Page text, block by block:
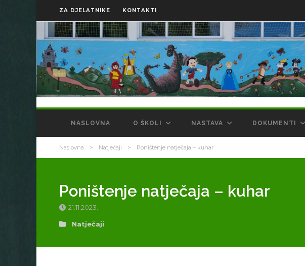
ZA DJELATNIKE KONTAKTI
NASLOVNA O ŠKOLI NASTAVA DOKUMENTI
Naslovna > Natječaji > Poništenje natječaja – kuhar
Poništenje natječaja – kuhar
21.11.2023.
Natječaji